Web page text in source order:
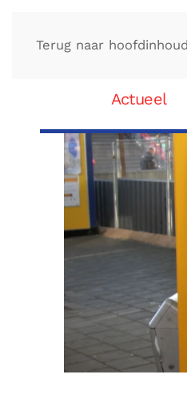
Terug naar hoofdinhoud
Actueel